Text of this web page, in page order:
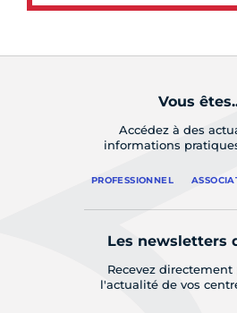
Vous
Accédez à des
informations
PROFESSIONNEL
Les newsletters
Recevez
l'actualité de vos